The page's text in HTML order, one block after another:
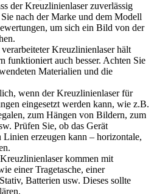
der Kreuzlinienlaser zuverlässig
nach der Marke und dem Modell
um sich ein Bild von der
Kreuzlinienlaser hält
funktioniert auch besser. Achten Sie
Materialien und die
wenn der Kreuzlinienlaser für
eingesetzt werden kann, wie z.B.
zum Hängen von Bildern, zum
Prüfen Sie, ob das Gerät
Linien erzeugen kann – horizontale,
kommen mit
einer Tragetasche, einer
Batterien usw. Dieses sollte